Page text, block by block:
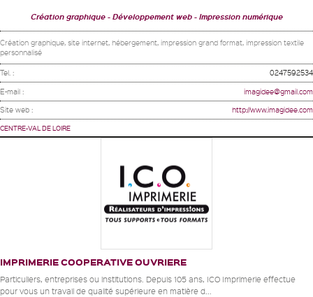
Création graphique Développement web Impression numérique
Création graphique, site internet, hébergement, impression grand format, impression textile
personnalisé
Tel. : 0247592534
E-mail : imagidee@gmail.com
Site web : http://www.imagidee.com
CENTRE-VAL DE LOIRE
IMPRIMERIE COOPERATIVE OUVRIERE
Particuliers, entreprises ou institutions. Depuis 105 ans, ICO Imprimerie effectue
pour vous un travail de qualité supérieure en matière d...